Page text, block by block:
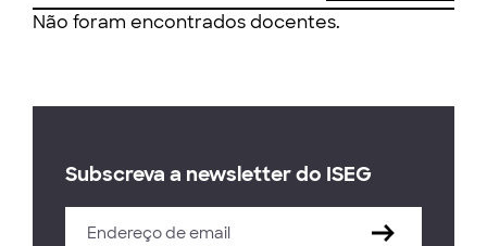
Não foram encontrados docentes.
Subscreva a newsletter do ISEG